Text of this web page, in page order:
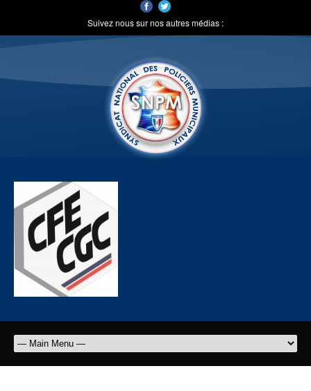
Suivez nous sur nos autres médias :